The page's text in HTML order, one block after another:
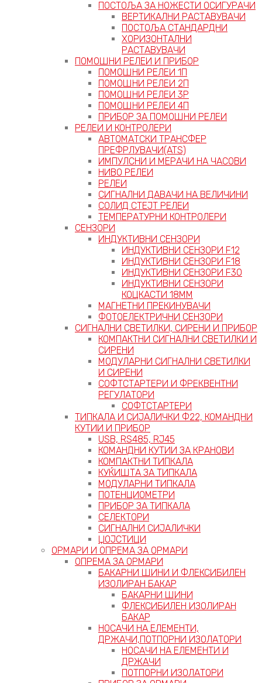
ПОСТОЉА ЗА НОЖЕСТИ ОСИГУРАЧИ
ВЕРТИКАЛНИ РАСТАВУВАЧИ
ПОСТОЉА СТАНДАРДНИ
ХОРИЗОНТАЛНИ
РАСТАВУВАЧИ
ПОМОШНИ РЕЛЕИ И ПРИБОР
ПОМОШНИ РЕЛЕИ 1П
ПОМОШНИ РЕЛЕИ 2П
ПОМОШНИ РЕЛЕИ 3P
ПОМОШНИ РЕЛЕИ 4П
ПРИБОР ЗА ПОМОШНИ РЕЛЕИ
РЕЛЕИ И КОНТРОЛЕРИ
АВТОМАТСКИ ТРАНСФЕР
ПРЕФРЛУВАЧИ(ATS)
ИМПУЛСНИ И МЕРАЧИ НА ЧАСОВИ
НИВО РЕЛЕИ
РЕЛЕИ
СИГНАЛНИ ДАВАЧИ НА ВЕЛИЧИНИ
СОЛИД СТЕЈТ РЕЛЕИ
ТЕМПЕРАТУРНИ КОНТРОЛЕРИ
СЕНЗОРИ
ИНДУКТИВНИ СЕНЗОРИ
ИНДУКТИВНИ СЕНЗОРИ F12
ИНДУКТИВНИ СЕНЗОРИ F18
ИНДУКТИВНИ СЕНЗОРИ F30
ИНДУКТИВНИ СЕНЗОРИ
КОЦКАСТИ 18ММ
МАГНЕТНИ ПРЕКИНУВАЧИ
ФОТОЕЛЕКТРИЧНИ СЕНЗОРИ
СИГНАЛНИ СВЕТИЛКИ, СИРЕНИ И ПРИБОР
КОМПАКТНИ СИГНАЛНИ СВЕТИЛКИ И
СИРЕНИ
МОДУЛАРНИ СИГНАЛНИ СВЕТИЛКИ
И СИРЕНИ
СОФТСТАРТЕРИ И ФРЕКВЕНТНИ
РЕГУЛАТОРИ
СОФТСТАРТЕРИ
ТИПКАЛА И СИЈАЛИЧКИ Ф22, КОМАНДНИ
КУТИИ И ПРИБОР
USB, RS485, RJ45
КОМАНДНИ КУТИИ ЗА КРАНОВИ
КОМПАКТНИ ТИПКАЛА
КУЌИШТА ЗА ТИПКАЛА
МОДУЛАРНИ ТИПКАЛА
ПОТЕНЦИОМЕТРИ
ПРИБОР ЗА ТИПКАЛА
СЕЛЕКТОРИ
СИГНАЛНИ СИЈАЛИЧКИ
ЏОЈСТИЦИ
ОРМАРИ И ОПРЕМА ЗА ОРМАРИ
ОПРЕМА ЗА ОРМАРИ
БАКАРНИ ШИНИ И ФЛЕКСИБИЛЕН
ИЗОЛИРАН БАКАР
БАКАРНИ ШИНИ
ФЛЕКСИБИЛЕН ИЗОЛИРАН
БАКАР
НОСАЧИ НА ЕЛЕМЕНТИ,
ДРЖАЧИ,ПОТПОРНИ ИЗОЛАТОРИ
НОСАЧИ НА ЕЛЕМЕНТИ И
ДРЖАЧИ
ПОТПОРНИ ИЗОЛАТОРИ